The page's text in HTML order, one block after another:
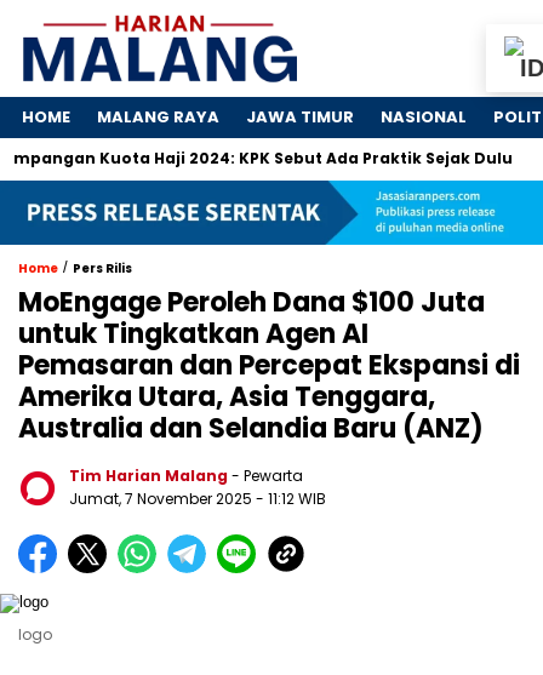
HOME MALANG RAYA JAWA TIMUR NASIONAL
Kuota Haji 2024: KPK Sebut Ada Praktik Sejak Dulu Dosa-
Home / Pers Rilis
MoEngage Peroleh Dana $100 Juta
untuk Tingkatkan Agen AI
Pemasaran dan Percepat Ekspansi di
Amerika Utara, Asia Tenggara,
Australia dan Selandia Baru (ANZ)
Tim Harian Malang- Pewarta
Jumat, 7 November 2025 - 11:12 WIB
logo